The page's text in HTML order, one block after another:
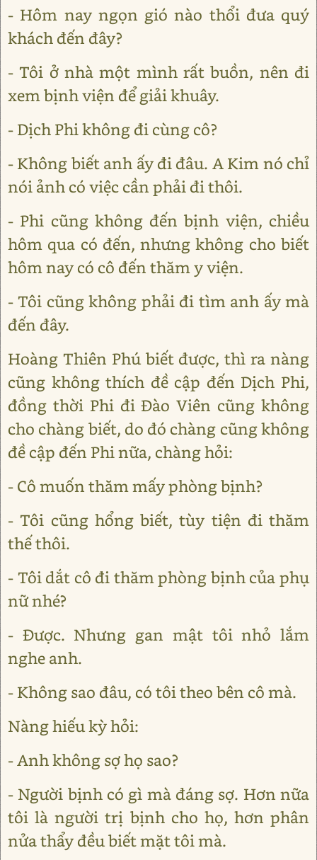
- Hôm nay ngọn gió nào thổi đưa quý
khách đến đây?
- Tôi ở nhà một mình rất buồn, nên đi
xem bịnh viện để giải khuây.
- Dịch Phi không đi cùng cô?
- Không biết anh ấy đi đâu. A Kim nó chỉ
nói ảnh có việc cần phải đi thôi.
- Phi cũng không đến bịnh viện, chiều
hôm qua có đến, nhưng không cho biết
hôm nay có cô đến thăm y viện.
- Tôi cũng không phải đi tìm anh ấy mà
đến đây.
Hoàng Thiên Phú biết được, thì ra nàng
cũng không thích đề cập đến Dịch Phi,
đồng thời Phi đi Đào Viên cũng không
cho chàng biết, do đó chàng cũng không
đề cập đến Phi nữa, chàng hỏi:
- Cô muốn thăm mấy phòng bịnh?
- Tôi cũng hổng biết, tùy tiện đi thăm
thế thôi.
- Tôi dắt cô đi thăm phòng bịnh của phụ
nữ nhé?
- Được. Nhưng gan mật tôi nhỏ lắm
nghe anh.
- Không sao đâu, có tôi theo bên cô mà.
Nàng hiếu kỳ hỏi:
- Anh không sợ họ sao?
- Người bịnh có gì mà đáng sợ. Hơn nữa
tôi là người trị bịnh cho họ, hơn phân
nửa thẩy đều biết mặt tôi mà.